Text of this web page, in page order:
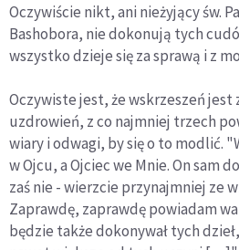
Oczywiście nikt, ani nieżyjący św.
Bashobora, nie dokonują tych
wszystko dzieje się za sprawą i z
Oczywiste jest, że wskrzeszeń jest
uzdrowień, z co najmniej trzech
wiary i odwagi, by się o to modlić.
w Ojcu, a Ojciec we Mnie. On sam
zaś nie - wierzcie przynajmniej ze
Zaprawdę, zaprawdę powiadam
będzie także dokonywał tych